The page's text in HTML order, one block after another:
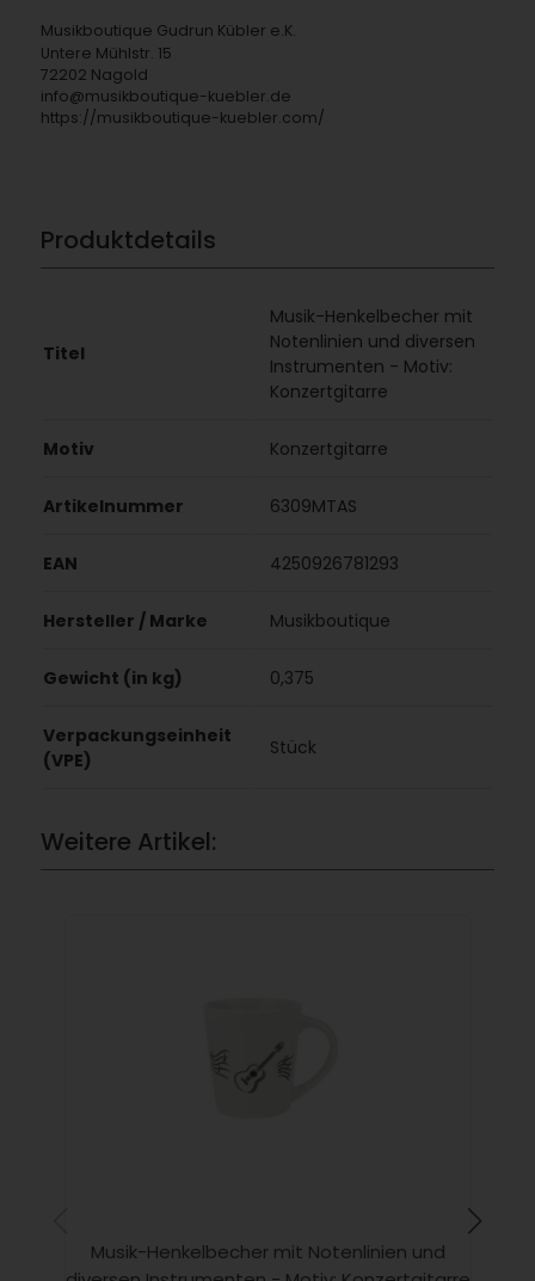
Musikboutique Gudrun Kübler e.K.
Untere Mühlstr. 15
72202 Nagold
info@musikboutique-kuebler.de
https://musikboutique-kuebler.com/
Produktdetails
Titel
Musik-Henkelbecher mit
Notenlinien und diversen
Instrumenten - Motiv:
Konzertgitarre
Motiv Konzertgitarre
Artikelnummer 6309MTAS
EAN 4250926781293
Hersteller / Marke Musikboutique
Gewicht (in kg) 0,375
Verpackungseinheit
(VPE)
Stück
Weitere Artikel:
Musik-Henkelbecher mit Notenlinien und